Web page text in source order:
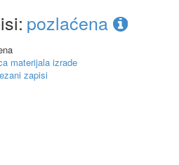
pozlaćena
materijala izrade
zapisi